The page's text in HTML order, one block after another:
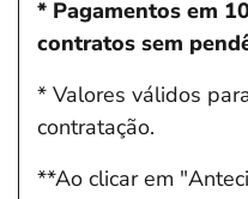
* Pagamentos em
contratos sem
* Valores válidos
contratação.
**Ao clicar em